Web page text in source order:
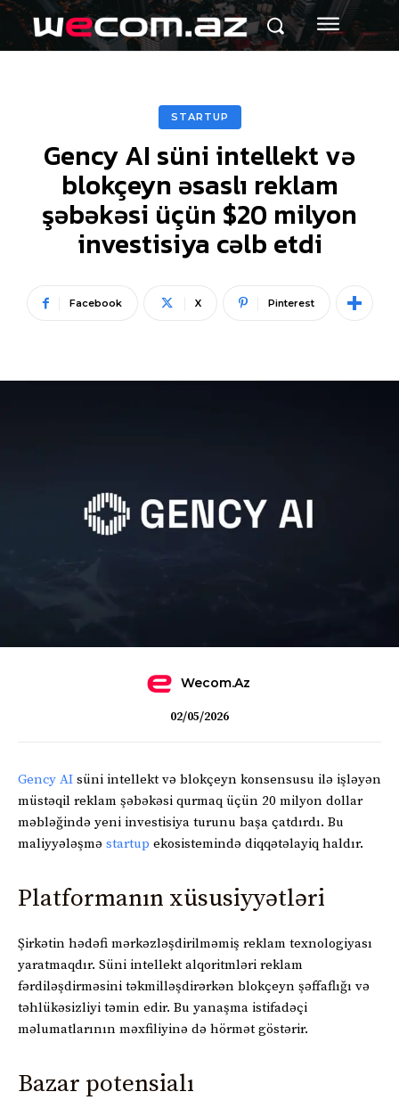
STARTUP
Gency AI süni intellekt və
blokçeyn əsaslı reklam
şəbəkəsi üçün $20 milyon
investisiya cəlb etdi
Facebook X Pinterest
Wecom.az
02/05/2026
Gency AI süni intellekt və blokçeyn konsensusu ilə işləyən
müstəqil reklam şəbəkəsi qurmaq üçün 20 milyon dollar
məbləğində yeni investisiya turunu başa çatdırdı. Bu
maliyyələşmə startup ekosistemində diqqətəlayiq haldır.
Platformanın xüsusiyyətləri
Şirkətin hədəfi mərkəzləşdirilməmiş reklam texnologiyası
yaratmaqdır. Süni intellekt alqoritmləri reklam
fərdiləşdirməsini təkmilləşdirərkən blokçeyn şəffaflığı və
təhlükəsizliyi təmin edir. Bu yanaşma istifadəçi
məlumatlarının məxfiliyinə də hörmət göstərir.
Bazar potensialı